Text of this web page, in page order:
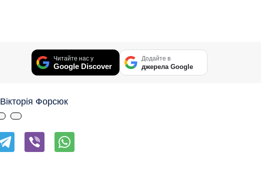
Читайте нас у
Google Discover
Додайте в
джерела Google
Вікторія Форсюк